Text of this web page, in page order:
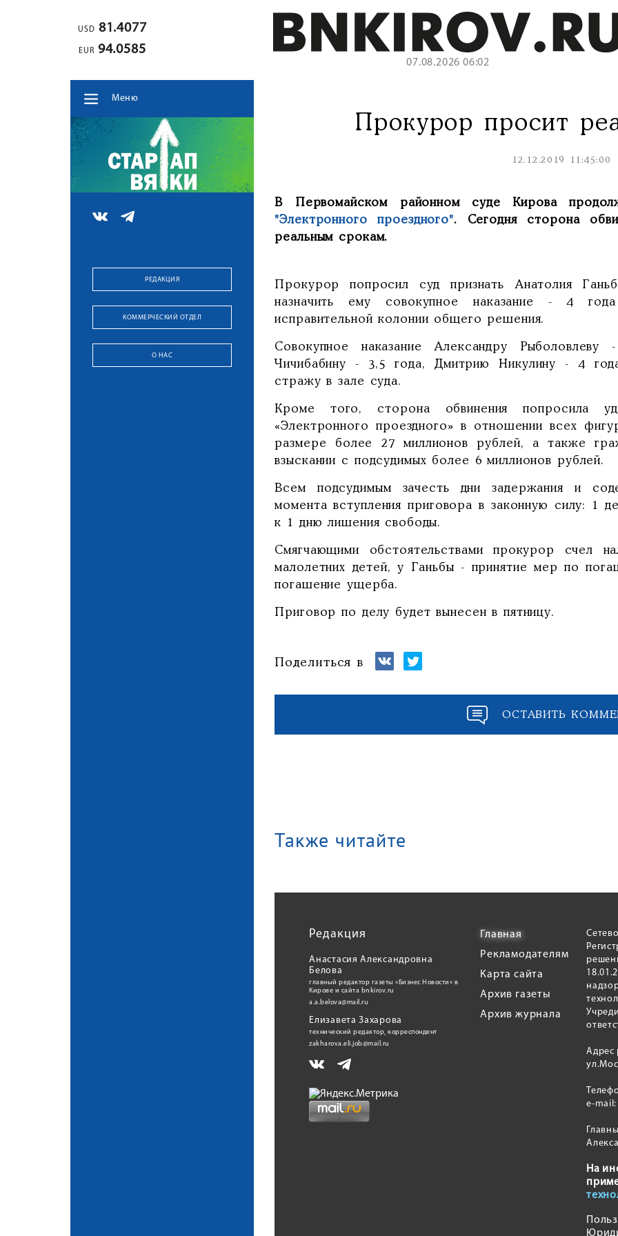
USD 81.4077
EUR 94.0585
07.08.2026 06:02
Меню
РЕДАКЦИЯ
КОММЕРЧЕСКИЙ ОТДЕЛ
О НАС
Прокурор просит
12.12.2019 11:45:00
В Первомайском районном суде Кирова
"Электронного проездного". Сегодня сторона
реальным срокам.
Прокурор попросил суд признать Анатолия
назначить ему совокупное наказание - 4
исправительной колонии общего решения.
Совокупное наказание Александру
Чичибабину - 3,5 года, Дмитрию Никулину - 4
стражу в зале суда.
Кроме того, сторона обвинения попросила
«Электронного проездного» в отношении всех
размере более 27 миллионов рублей, а также
взыскании с подсудимых более 6 миллионов рублей.
Всем подсудимым зачесть дни задержания и
момента вступления приговора в законную силу: 1
к 1 дню лишения свободы.
Смягчающими обстоятельствами прокурор счел
малолетних детей, у Ганьбы - принятие мер по
погашение ущерба.
Приговор по делу будет вынесен в пятницу.
Поделиться в
ОСТАВИТЬ
Также читайте
Редакция
Анастасия Александровна
Белова
главный редактор газеты «Бизнес Новости» в
Кирове и сайта bnkirov.ru
a.a.belova@mail.ru
Елизавета Захарова
технический редактор, корреспондент
zakharova.eli.job@mail.ru
Главная
Рекламодателям
Карта сайта
Архив газеты
Архив журнала
Адрес
e-mail:
На